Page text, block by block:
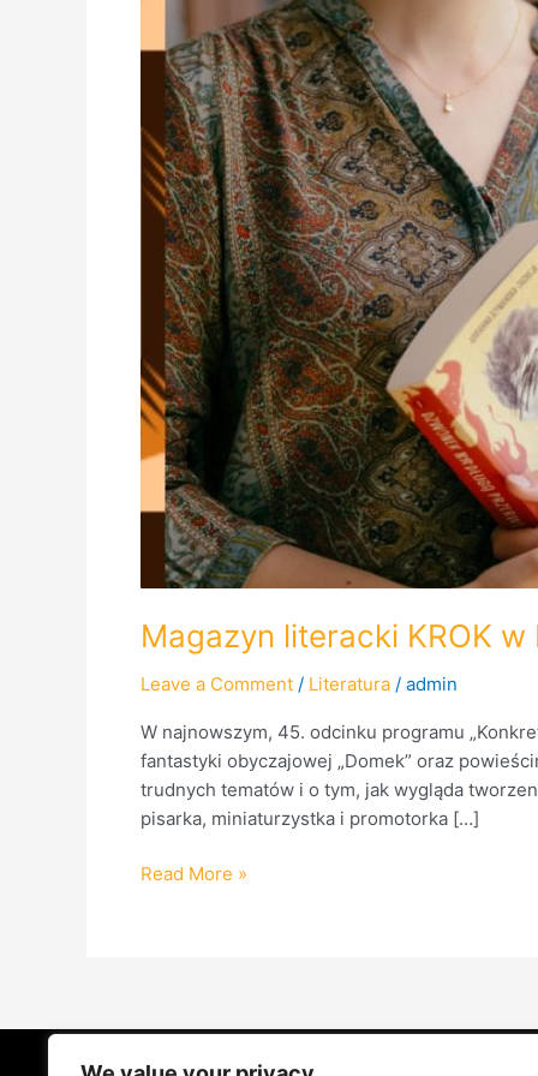
Magazyn literacki KROK w
Leave a Comment / Literatura / admin
W najnowszym, 45. odcinku programu
fantastyki obyczajowej „Domek” oraz
trudnych tematów i o tym, jak wygląda
pisarka, miniaturzystka i promotorka […]
Read More »